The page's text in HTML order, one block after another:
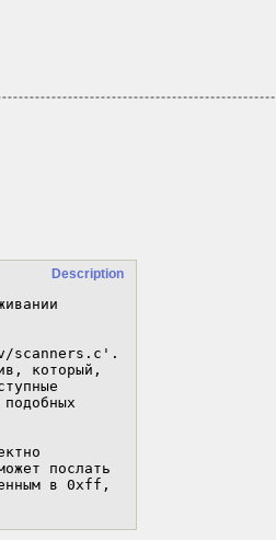
Description
scanners.c'.
который,
послать
в 0xff,